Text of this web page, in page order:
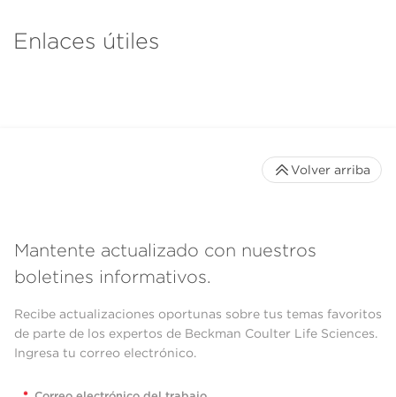
Enlaces útiles
Mantente actualizado con nuestros
boletines informativos.
Recibe actualizaciones oportunas sobre tus temas favoritos
de parte de los expertos de Beckman Coulter Life Sciences.
Ingresa tu correo electrónico.
Volver arriba